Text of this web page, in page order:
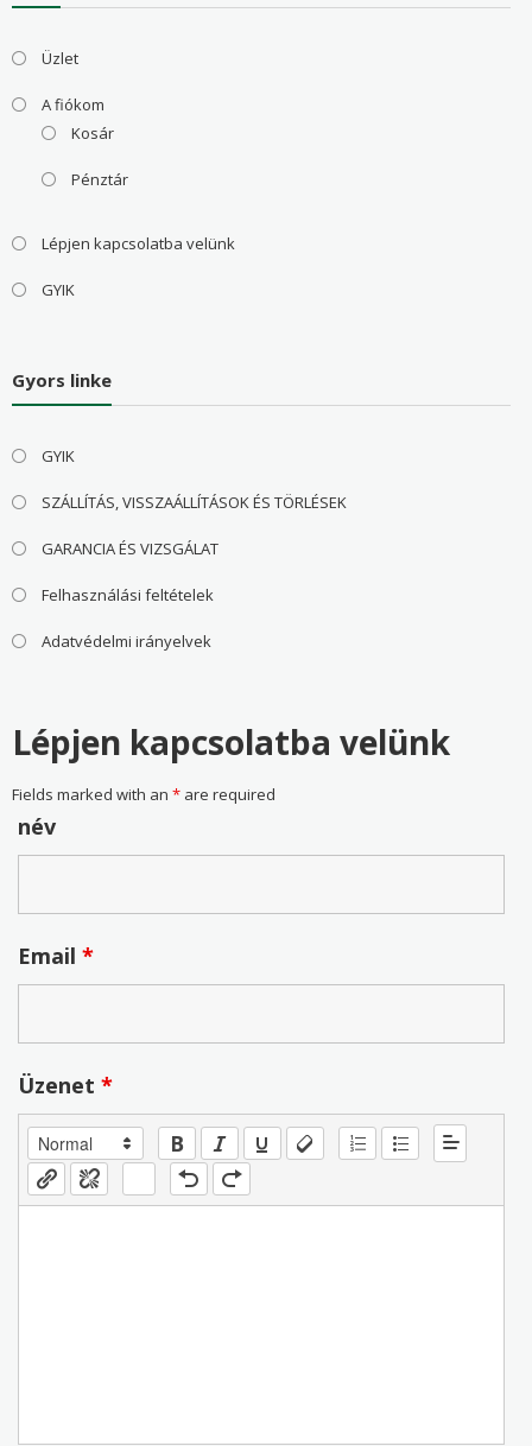
Üzlet
A fiókom
Kosár
Pénztár
Lépjen kapcsolatba velünk
GYIK
Gyors linke
GYIK
SZÁLLÍTÁS, VISSZAÁLLÍTÁSOK ÉS TÖRLÉSEK
GARANCIA ÉS VIZSGÁLAT
Felhasználási feltételek
Adatvédelmi irányelvek
Lépjen kapcsolatba velünk
Fields marked with an *are required
név
Email *
Üzenet *